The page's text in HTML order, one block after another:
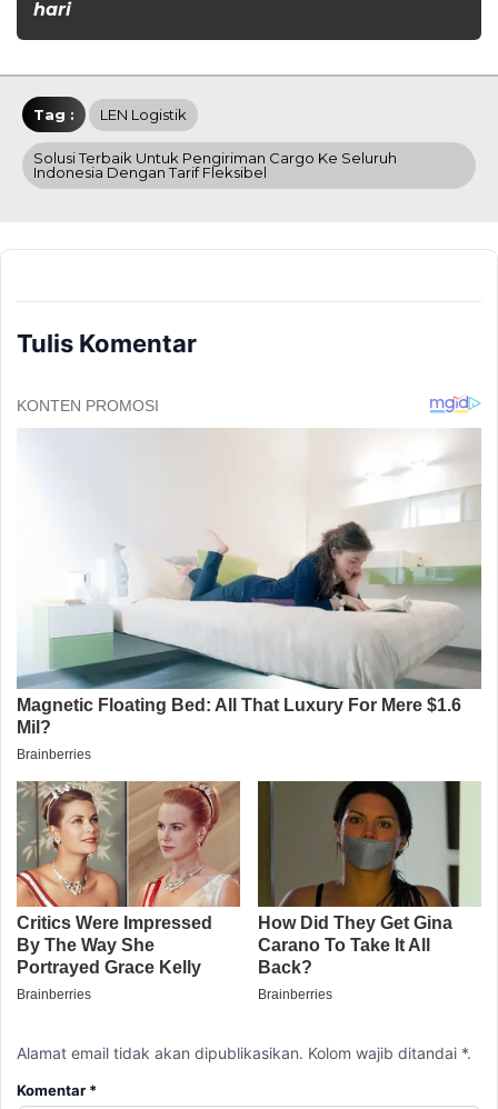
hari
Tag : LEN Logistik
Solusi Terbaik Untuk Pengiriman Cargo Ke Seluruh
Indonesia Dengan Tarif Fleksibel
Tulis Komentar
Alamat email tidak akan dipublikasikan. Kolom wajib ditandai *.
Komentar *